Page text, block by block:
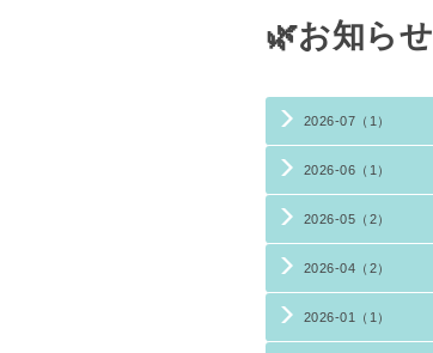
2026-07（1）
2026-06（1）
2026-05（2）
2026-04（2）
2026-01（1）
🌿お知らせ